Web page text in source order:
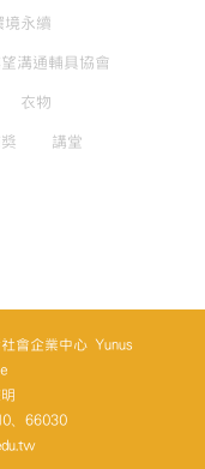
境永續
溝通輔具協會
衣物
講堂
會企業中心 Yunus
、66030